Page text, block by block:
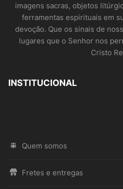
imagens sacras, objetos
ferramentas espirituais em
devoção. Que os sinais de
lugares que o Senhor nos
Cristo
INSTITUCIONAL
Quem somos
Fretes e entregas